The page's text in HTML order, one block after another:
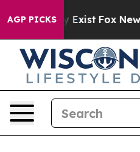
AGP PICKS
Exist Fox News Goes